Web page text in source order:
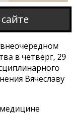
в четверг, 29
Вячеславу